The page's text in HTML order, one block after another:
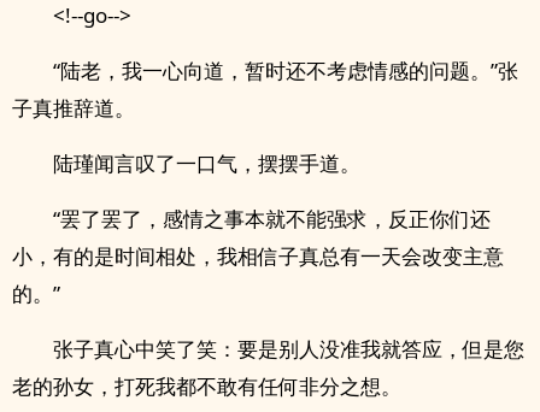
<!--go-->
“陆老，我一心向道，暂时还不考虑情感的问题。”张
子真推辞道。
陆瑾闻言叹了一口气，摆摆手道。
“罢了罢了，感情之事本就不能强求，反正你们还
小，有的是时间相处，我相信子真总有一天会改变主意
的。”
张子真心中笑了笑：要是别人没准我就答应，但是您
老的孙女，打死我都不敢有任何非分之想。